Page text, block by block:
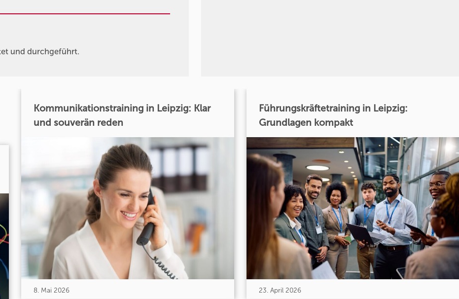
und durchgeführt.
Kommunikationstraining in Leipzig: Klar
und souverän reden
8. Mai 2026
Führungskräftetraining in Leipzig:
Grundlagen kompakt
23. April 2026